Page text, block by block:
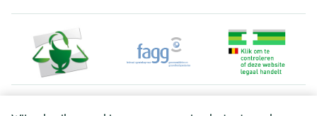
Juridische links